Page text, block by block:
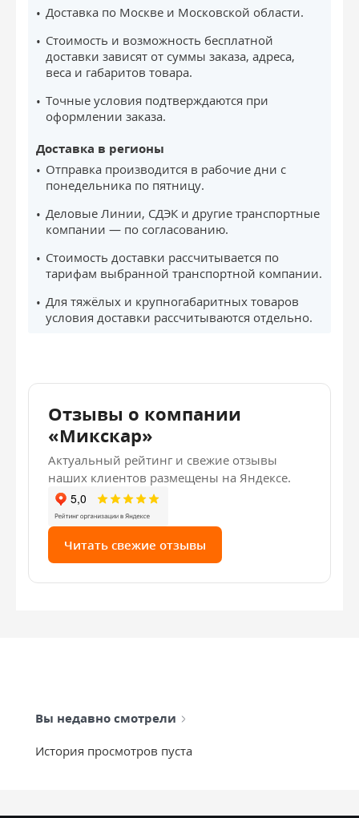
Доставка по Москве и Московской области.
Стоимость и возможность бесплатной
доставки зависят от суммы заказа, адреса,
веса и габаритов товара.
Точные условия подтверждаются при
оформлении заказа.
Доставка в регионы
Отправка производится в рабочие дни с
понедельника по пятницу.
Деловые Линии, СДЭК и другие транспортные
компании — по согласованию.
Стоимость доставки рассчитывается по
тарифам выбранной транспортной компании.
Для тяжёлых и крупногабаритных товаров
условия доставки рассчитываются отдельно.
Отзывы о компании
«Микскар»
Актуальный рейтинг и свежие отзывы
наших клиентов размещены на Яндексе.
Читать свежие отзывы
Вы недавно смотрели
История просмотров пуста